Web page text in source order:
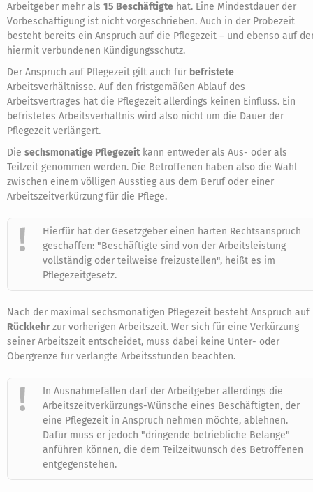
Arbeitgeber mehr als 15 Beschäftigte hat. Eine Mindestdauer der
Vorbeschäftigung ist nicht vorgeschrieben. Auch in der Probezeit
besteht bereits ein Anspruch auf die Pflegezeit – und ebenso auf
hiermit verbundenen Kündigungsschutz.
Der Anspruch auf Pflegezeit gilt auch für befristete
Arbeitsverhältnisse. Auf den fristgemäßen Ablauf des
Arbeitsvertrages hat die Pflegezeit allerdings keinen Einfluss. Ein
befristetes Arbeitsverhältnis wird also nicht um die Dauer der
Pflegezeit verlängert.
Die sechsmonatige Pflegezeitkann entweder als Aus- oder als
Teilzeit genommen werden. Die Betroffenen haben also die Wahl
zwischen einem völligen Ausstieg aus dem Beruf oder einer
Arbeitszeitverkürzung für die Pflege.
Hierfür hat der Gesetzgeber einen harten Rechtsanspruch
geschaffen: "Beschäftigte sind von der Arbeitsleistung
vollständig oder teilweise freizustellen", heißt es im
Pflegezeitgesetz.
Nach der maximal sechsmonatigen Pflegezeit besteht Anspruch auf
Rückkehrzur vorherigen Arbeitszeit. Wer sich für eine Verkürzung
seiner Arbeitszeit entscheidet, muss dabei keine Unter- oder
Obergrenze für verlangte Arbeitsstunden beachten.
In Ausnahmefällen darf der Arbeitgeber allerdings die
Arbeitszeitverkürzungs-Wünsche eines Beschäftigten, der
eine Pflegezeit in Anspruch nehmen möchte, ablehnen.
Dafür muss er jedoch "dringende betriebliche Belange"
anführen können, die dem Teilzeitwunsch des Betroffenen
entgegenstehen.